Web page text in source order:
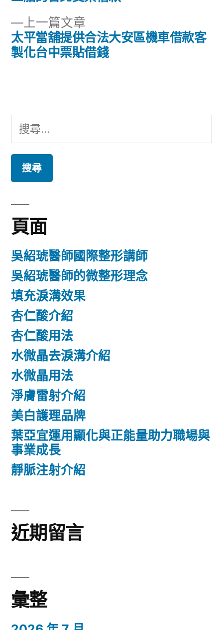
導
覽
上一篇文章
一
篇
太平當舖提供合法大安區機車借款客
製化台中票貼借錢
搜
尋
鍵
字:
頁面
吳紹琥醫師國際整形講師
吳紹琥醫師的微整形理念
填充淚溝效果
杏仁酸介紹
杏仁酸用法
水微晶去淚溝介紹
水微晶用法
淨膚雷射介紹
美白護理品牌
葉亞宜運用顯化與正能量助力職場與
事業成長
靜脈注射介紹
近期留言
彙整